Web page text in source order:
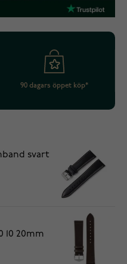
90 dagars öppet köp*
svart
10 20mm